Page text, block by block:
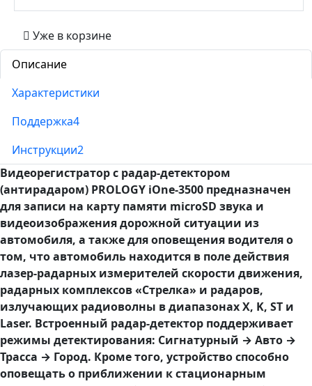
Уже в корзине
Описание
Характеристики
Поддержка4
Инструкции2
Видеорегистратор c радар-детектором
(антирадаром) PROLOGY iOne-3500 предназначен
для записи на карту памяти microSD звука и
видеоизображения дорожной ситуации из
автомобиля, а также для оповещения водителя о
том, что автомобиль находится в поле действия
лазер-радарных измерителей скорости движения,
радарных комплексов «Стрелка» и радаров,
излучающих радиоволны в диапазонах X, K, ST и
Laser. Встроенный радар-детектор поддерживает
режимы детектирования: Сигнатурный → Авто →
Трасса → Город. Кроме того, устройство способно
оповещать о приближении к стационарным